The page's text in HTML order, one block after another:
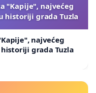
"Kapije", najvećeg
historiji grada Tuzla
najvećeg
grada Tuzla